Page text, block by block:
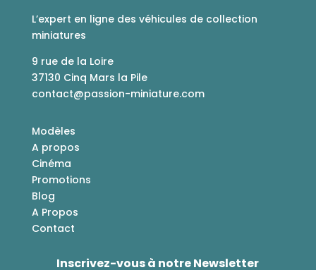
L’expert en ligne des véhicules de collection
miniatures
9 rue de la Loire
37130 Cinq Mars la Pile
contact@passion-miniature.com
Modèles
A propos
Cinéma
Promotions
Blog
A Propos
Contact
Inscrivez-vous à notre Newsletter